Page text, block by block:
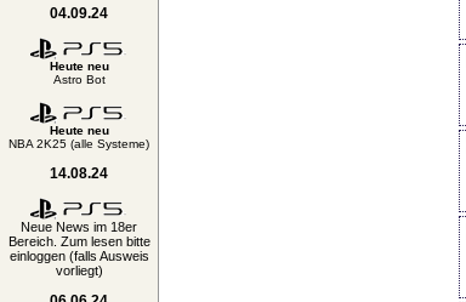
04.09.24
Heute neu
Astro Bot
Heute neu
NBA 2K25 (alle Systeme)
14.08.24
Neue News im 18er
Bereich. Zum lesen bitte
einloggen (falls Ausweis
vorliegt)